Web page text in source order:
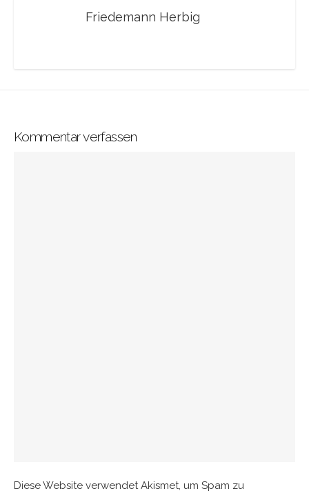
Friedemann Herbig
Kommentar verfassen
Diese Website verwendet Akismet, um Spam zu